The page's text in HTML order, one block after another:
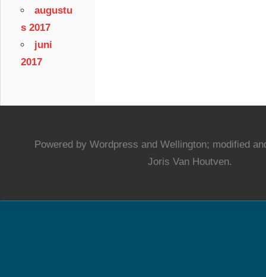
augustu
s 2017
juni
2017
Powered by Wordpress and Wellington; modified
Joris Van Houtven.